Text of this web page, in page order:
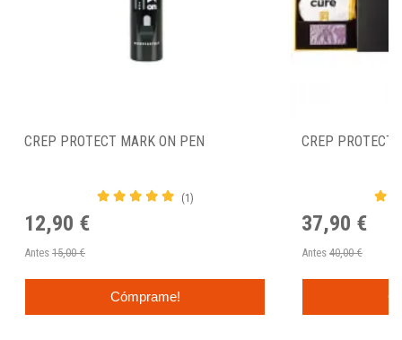
CREP PROTECT MARK ON PEN
(1)
12,90 €
Antes 15,00 €
Cómprame!
CREP PROTECT
37,90 €
Antes 40,00 €